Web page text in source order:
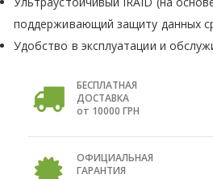
поддерживающий защиту данных
Удобство в эксплуатации и
БЕСПЛАТНАЯ
ДОСТАВКА
от 10000 ГРН
ОФИЦИАЛЬНАЯ
ГАРАНТИЯ